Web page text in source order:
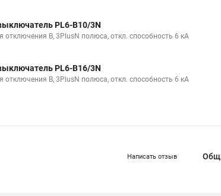
PL6-B10/3N
В, 3PlusN полюса, откл. способность 6 кА
PL6-B16/3N
В, 3PlusN полюса, откл. способность 6 кА
Написать отзыв